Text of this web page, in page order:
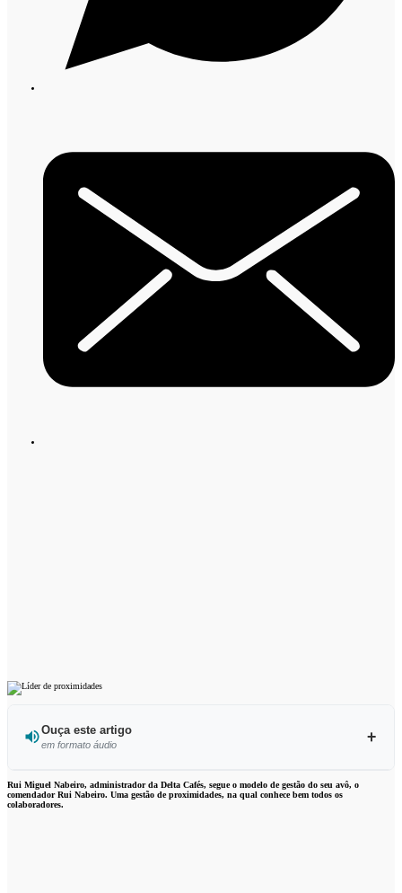
Ouça este artigo
em formato áudio
Ouvir este artigo
Rui Miguel Nabeiro, administrador da Delta Cafés, segue o modelo de gestão do seu avô, o
comendador Rui Nabeiro. Uma gestão de proximidades, na qual conhece bem todos os
colaboradores.